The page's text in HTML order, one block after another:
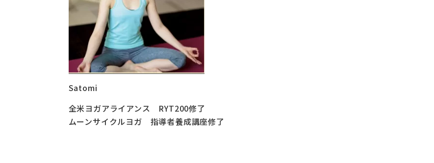
Satomi
全米ヨガアライアンス RYT200修了
ムーンサイクルヨガ 指導者養成講座修了